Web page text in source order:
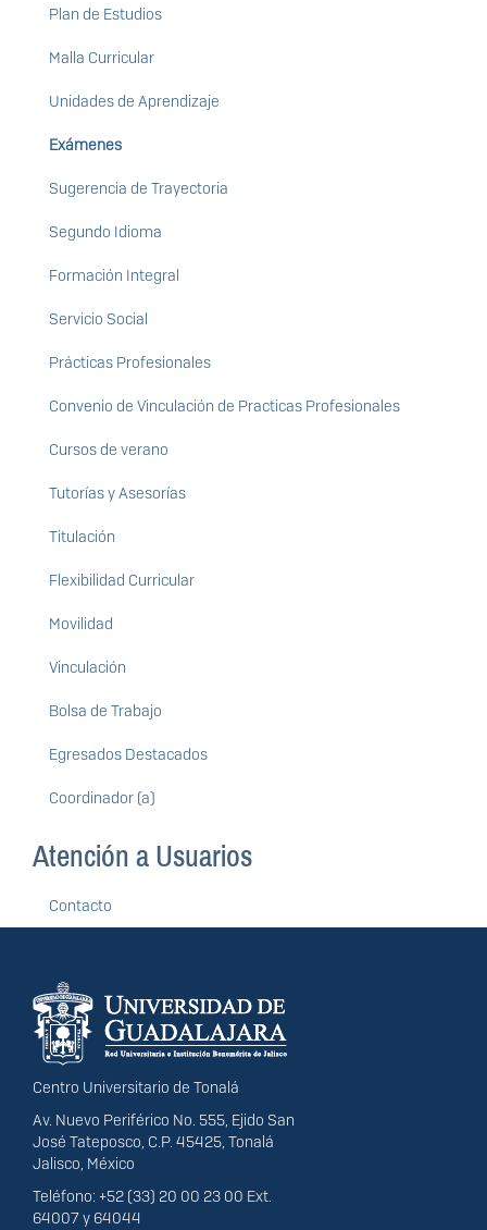
Plan de Estudios
Malla Curricular
Unidades de Aprendizaje
Exámenes
Sugerencia de Trayectoria
Segundo Idioma
Formación Integral
Servicio Social
Prácticas Profesionales
Convenio de Vinculación de Practicas Profesionales
Cursos de verano
Tutorías y Asesorías
Titulación
Flexibilidad Curricular
Movilidad
Vinculación
Bolsa de Trabajo
Egresados Destacados
Coordinador (a)
Atención a Usuarios
Contacto
Información del
portal
Centro Universitario de Tonalá
Av. Nuevo Periférico No. 555, Ejido San
José Tateposco, C.P. 45425, Tonalá
Jalisco, México
Teléfono: +52 (33) 20 00 23 00 Ext.
64007 y 64044